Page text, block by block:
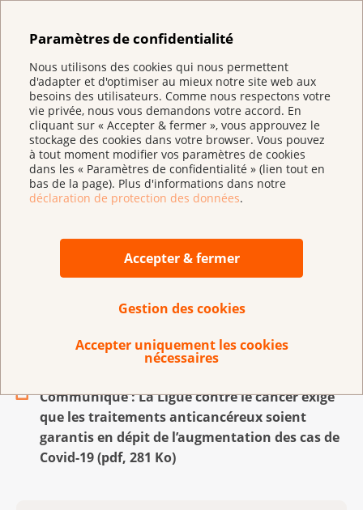
Paramètres de confidentialité
Nous utilisons des cookies qui nous permettent
d'adapter et d'optimiser au mieux notre site web aux
besoins des utilisateurs. Comme nous respectons votre
vie privée, nous vous demandons votre accord. En
cliquant sur « Accepter & fermer », vous approuvez le
stockage des cookies dans votre browser. Vous pouvez
à tout moment modifier vos paramètres de cookies
dans les « Paramètres de confidentialité » (lien tout en
bas de la page). Plus d'informations dans notre
déclaration de protection des données.
Accepter & fermer
Gestion des cookies
Accepter uniquement les cookies
nécessaires
l’immunosuppression et développer une protection
cas dans lesquels la vaccination n'est pas indiquée. Il
est donc important pour les personnes atteintes d’un
cancer que non seulement leurs proches soient
vaccinés, mais aussi le plus grand nombre de
personnes possible, et que les mesures de protection
d’usage continuent d’être correctement appliquées.
le cancer, répondent à toute question touchant le
thème « Cancer et coronavirus ». Davantage
de la Ligue contre le cancer :
Communiqué : La Ligue contre le cancer exige
que les traitements anticancéreux soient
garantis en dépit de l’augmentation des cas de
Covid-19(pdf, 281 Ko)